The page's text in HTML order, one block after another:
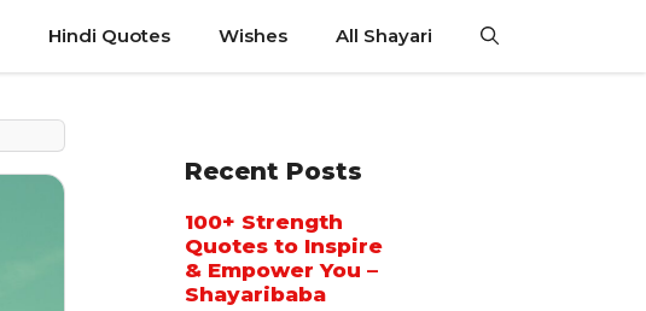
Hindi Quotes Wishes All Shayari
Recent Posts
100+ Strength
Quotes to Inspire
& Empower You –
Shayaribaba